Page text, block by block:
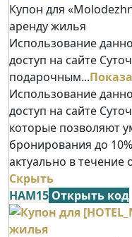
Купон для
аренду жилья
Использование
доступ на сайте
подарочным...
Использование
доступ на сайте
которые позволяют
бронирования до
актуально в течение
Скрыть
НАМ15 Открыть код